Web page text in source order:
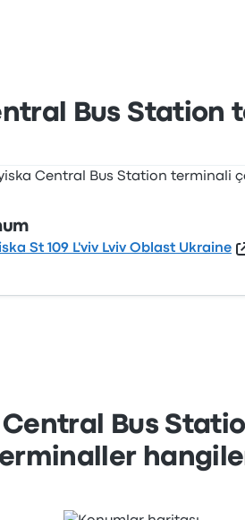
Bus Station
St 109 L'viv Lviv Oblast Ukraine
Central Bus